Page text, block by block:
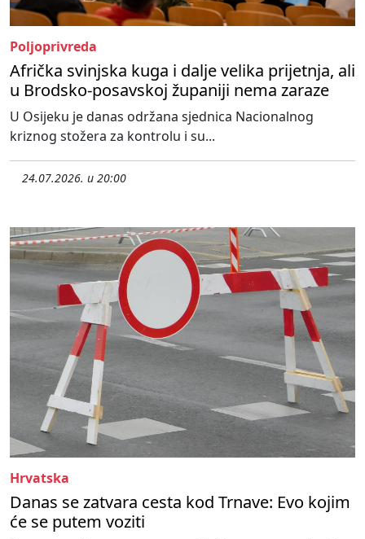
Poljoprivreda
Afrička svinjska kuga i dalje velika prijetnja, ali
u Brodsko-posavskoj županiji nema zaraze
U Osijeku je danas održana sjednica Nacionalnog
kriznog stožera za kontrolu i su...
24.07.2026. u 20:00
Hrvatska
Danas se zatvara cesta kod Trnave: Evo kojim
će se putem voziti